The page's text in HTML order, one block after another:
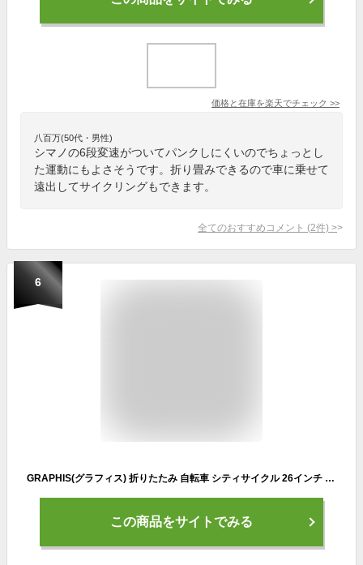
価格と在庫を楽天でチェック >>
八百万(50代・男性)
シマノの6段変速がついてパンクしにくいのでちょっとし
た運動にもよさそうです。折り畳みできるので車に乗せて
遠出してサイクリングもできます。
全てのおすすめコメント (2件) >
6
GRAPHIS(グラフィス) 折りたたみ 自転車 シティサイクル 26インチ シマノ製6段ギア GR-CITY ブラック/オレンジ
この商品をサイトでみる